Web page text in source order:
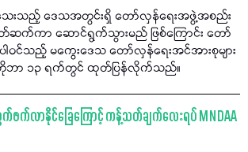
းသည့် ဒေသအတွင်းရှိ တော်လှန်ရေးအဖွဲ့အစည်း
ဆက်ကာ ဆောင်ရွက်သွားမည် ဖြစ်ကြောင်း တော်
ဝင်သည့် မကွေးဒေသ တော်လှန်ရေးအင်အားစုများ
ာ ၁၃ ရက်တွင် ထုတ်ပြန်လိုက်သည်။
က်ဖက်လာနိုင်ခြေကြောင့် ကန့်သတ်ချက်လေးရပ် MNDAA